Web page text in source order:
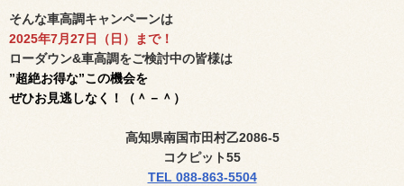
そんな車高調キャンペーンは
2025年7月27日（日）まで！
ローダウン&車高調をご検討中の皆様は
”超絶お得な”この機会を
ぜひお見逃しなく！（＾－＾）
高知県南国市田村乙2086-5
コクピット55
TEL 088-863-5504